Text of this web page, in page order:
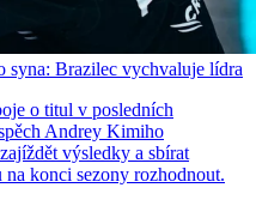
syna: Brazilec vychvaluje lídra
o titul v posledních
Andrey Kimiho
výsledky a sbírat
konci sezony rozhodnout.